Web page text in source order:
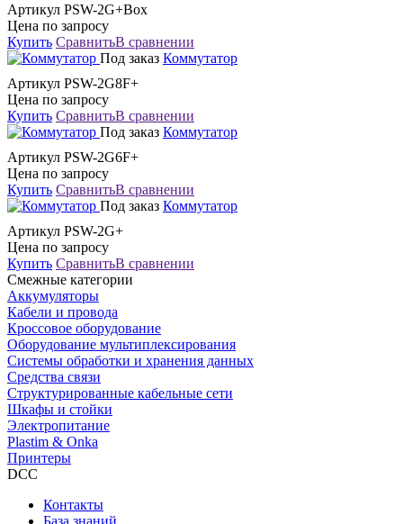
Артикул PSW-2G+Box
Цена по запросу
Купить СравнитьВ сравнении
Под заказ Коммутатор
Артикул PSW-2G8F+
Цена по запросу
Купить СравнитьВ сравнении
Под заказ Коммутатор
Артикул PSW-2G6F+
Цена по запросу
Купить СравнитьВ сравнении
Под заказ Коммутатор
Артикул PSW-2G+
Цена по запросу
Купить СравнитьВ сравнении
Смежные категории
Аккумуляторы
Кабели и провода
Кроссовое оборудование
Оборудование мультиплексирования
Системы обработки и хранения данных
Средства связи
Структурированные кабельные сети
Шкафы и стойки
Электропитание
Plastim & Onka
Принтеры
DCC
Контакты
База знаний